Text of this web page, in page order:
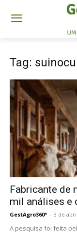
Tag:
Fabricante de
mil análises e
GestAgro360º - 3 de
A pesquisa foi feita